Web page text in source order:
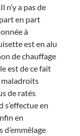
n’y a pas de
en part
à
est en alu
de chauffage
est de ce fait
maladroits
de ratés
en
en